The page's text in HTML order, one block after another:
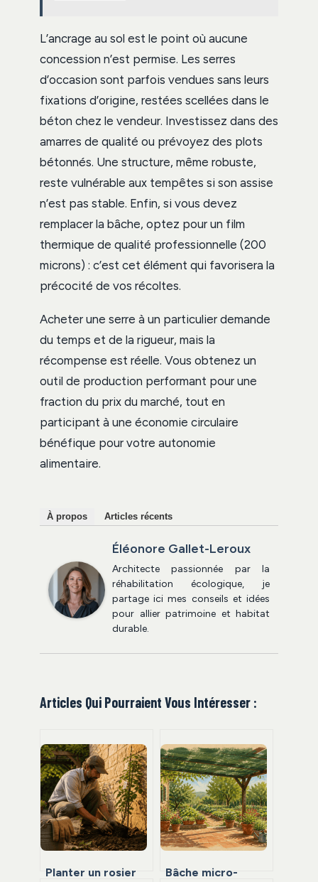
L’ancrage au sol est le point où aucune
concession n’est permise. Les serres
d’occasion sont parfois vendues sans leurs
fixations d’origine, restées scellées dans le
béton chez le vendeur. Investissez dans des
amarres de qualité ou prévoyez des plots
bétonnés. Une structure, même robuste,
reste vulnérable aux tempêtes si son assise
n’est pas stable. Enfin, si vous devez
remplacer la bâche, optez pour un film
thermique de qualité professionnelle (200
microns) : c’est cet élément qui favorisera la
précocité de vos récoltes.
Acheter une serre à un particulier demande
du temps et de la rigueur, mais la
récompense est réelle. Vous obtenez un
outil de production performant pour une
fraction du prix du marché, tout en
participant à une économie circulaire
bénéfique pour votre autonomie
alimentaire.
À propos Articles récents
Éléonore Gallet-Leroux
Architecte passionnée par la
réhabilitation écologique, je
partage ici mes conseils et idées
pour allier patrimoine et habitat
durable.
Articles Qui Pourraient Vous Intéresser :
Planter un rosier
Bâche micro-